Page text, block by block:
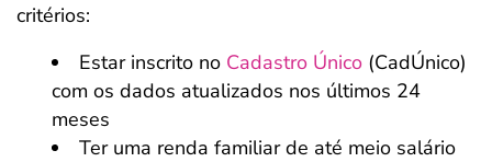
critérios:
Estar inscrito no Cadastro Único (CadÚnico)
com os dados atualizados nos últimos 24
meses
Ter uma renda familiar de até meio salário